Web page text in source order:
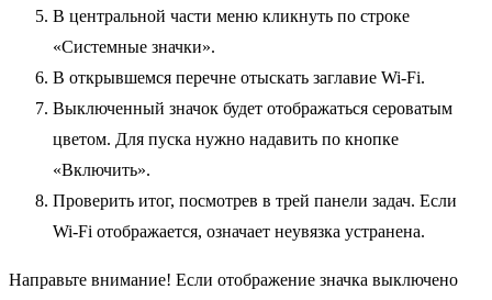
В центральной части меню кликнуть по строке
«Системные значки».
В открывшемся перечне отыскать заглавие Wi-Fi.
Выключенный значок будет отображаться сероватым
цветом. Для пуска нужно надавить по кнопке
«Включить».
Проверить итог, посмотрев в трей панели задач. Если
Wi-Fi отображается, означает неувязка устранена.
Направьте внимание! Если отображение значка выключено